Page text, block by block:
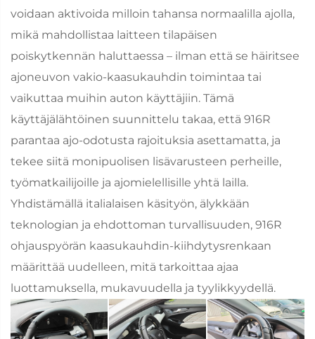
voidaan aktivoida milloin tahansa normaalilla ajolla,
mikä mahdollistaa laitteen tilapäisen
poiskytkennän haluttaessa – ilman että se häiritsee
ajoneuvon vakio-kaasukauhdin toimintaa tai
vaikuttaa muihin auton käyttäjiin. Tämä
käyttäjälähtöinen suunnittelu takaa, että 916R
parantaa ajo-odotusta rajoituksia asettamatta, ja
tekee siitä monipuolisen lisävarusteen perheille,
työmatkailijoille ja ajomielellisille yhtä lailla.
Yhdistämällä italialaisen käsityön, älykkään
teknologian ja ehdottoman turvallisuuden, 916R
ohjauspyörän kaasukauhdin-kiihdytysrenkaan
määrittää uudelleen, mitä tarkoittaa ajaa
luottamuksella, mukavuudella ja tyylikkyydellä.